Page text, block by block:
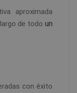
aproximada
de todo un
con éxito